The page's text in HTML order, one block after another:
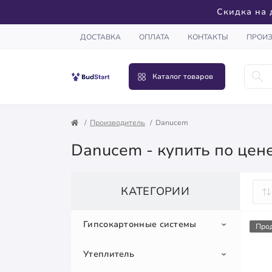
Скидка на
ДОСТАВКА ОПЛАТА КОНТАКТЫ
Каталог товаров
Производитель Danucem
Danucem - купить по
КАТЕГОРИИ
Гипсокартонные системы
Гипсокартон
Утеплитель